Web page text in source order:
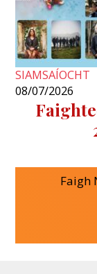
SIAMSAÍOCHT
08/07/2026
Faigh